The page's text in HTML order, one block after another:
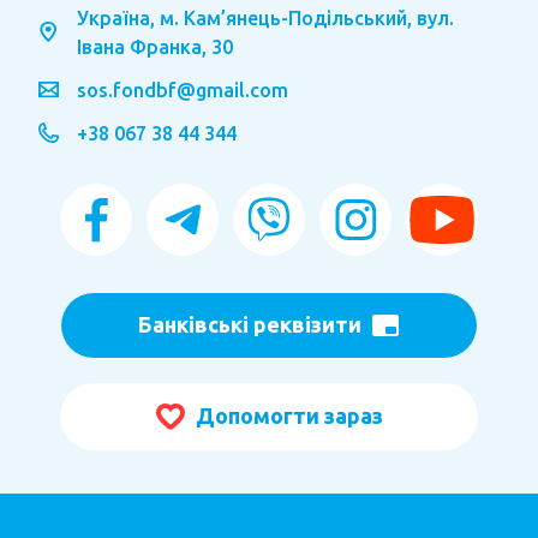
Україна, м. Кам’янець-Подільський, вул.
Івана Франка, 30
sos.fondbf@gmail.com
+38 067 38 44 344
Допомогти зараз
Банківські реквізити